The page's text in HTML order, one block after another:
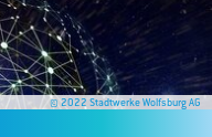
© 2022 Stadtwerke Wolfsburg AG